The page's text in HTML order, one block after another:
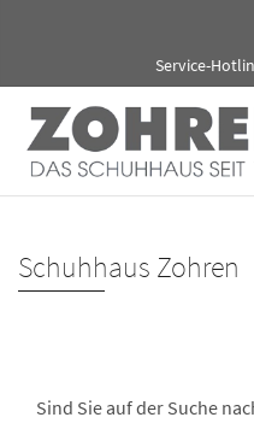
Service-
Schuhhaus Zohren
Sind Sie auf der Suche